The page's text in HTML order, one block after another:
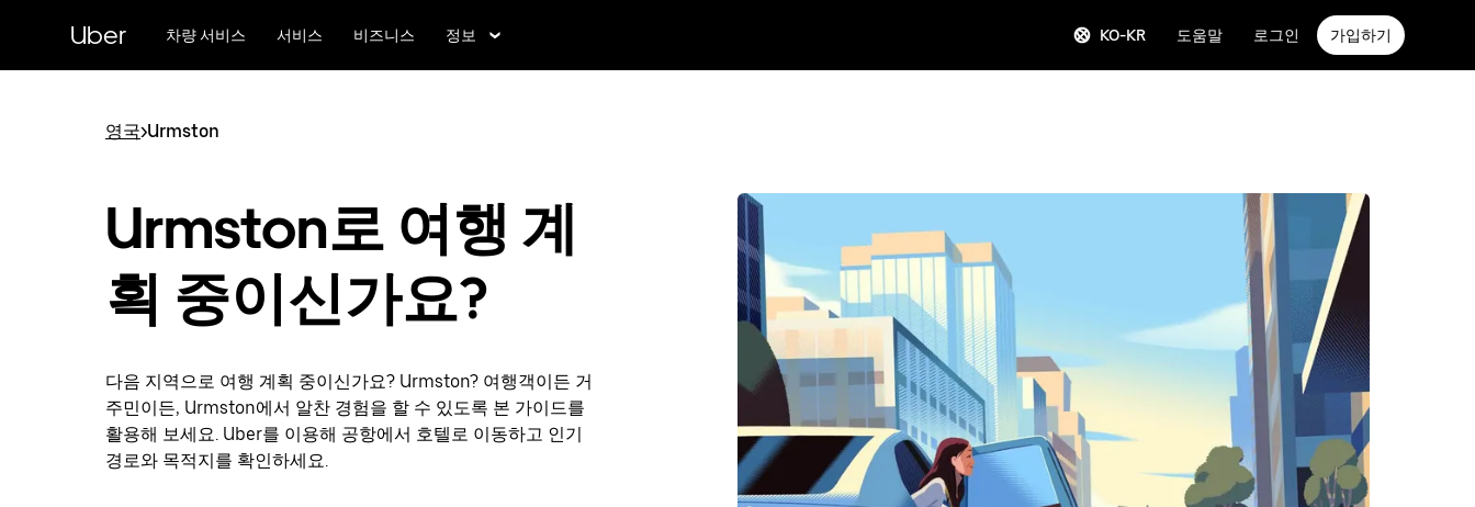
Uber 차량 서비스 서비스 비즈니스 정보 KO-KR 도움말 로그인 가입하기
영국>Urmston
Urmston로 여행 계
획 중이신가요?
다음 지역으로 여행 계획 중이신가요? Urmston? 여행객이든 거
주민이든, Urmston에서 알찬 경험을 할 수 있도록 본 가이드를
활용해 보세요. Uber를 이용해 공항에서 호텔로 이동하고 인기
경로와 목적지를 확인하세요.